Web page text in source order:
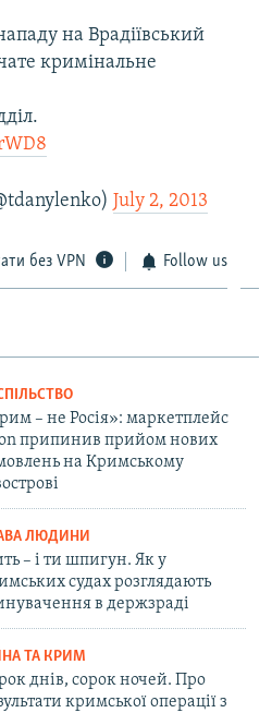
на Врадіївський
кримінальне
July 2, 2013
без VPN Follow us
– не Росія»: маркетплейс
припинив прийом нових
на Кримському
ЛЮДИНИ
– і ти шпигун. Як у
судах розглядають
в держзраді
ТА КРИМ
днів, сорок ночей. Про
кримської операції з